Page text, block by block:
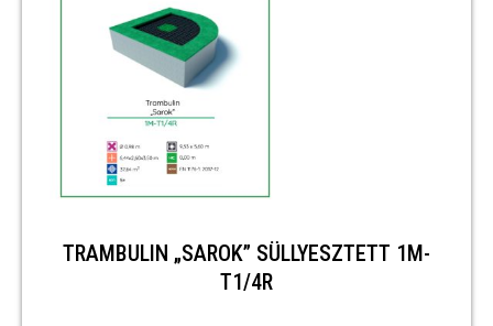
TRAMBULIN „SAROK” SÜLLYESZTETT 1M-
T1/4R